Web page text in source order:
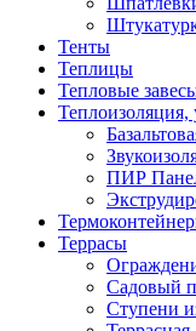
Тенты
Теплицы
Тепловые
Теплоизоляция,
ПИР
Террасы
Садовый
Ступени